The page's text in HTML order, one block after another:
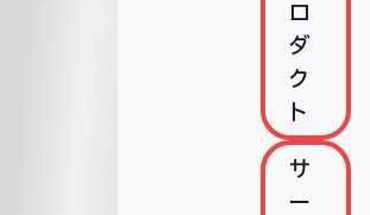
ロ
ダ
ク
ト
サ
ー